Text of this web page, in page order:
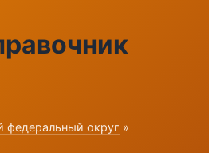
федеральный округ »